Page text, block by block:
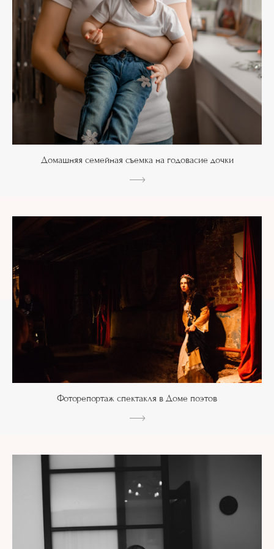
Домашняя семейная съемка на годовасие дочки
Фоторепортаж спектакля в Доме поэтов